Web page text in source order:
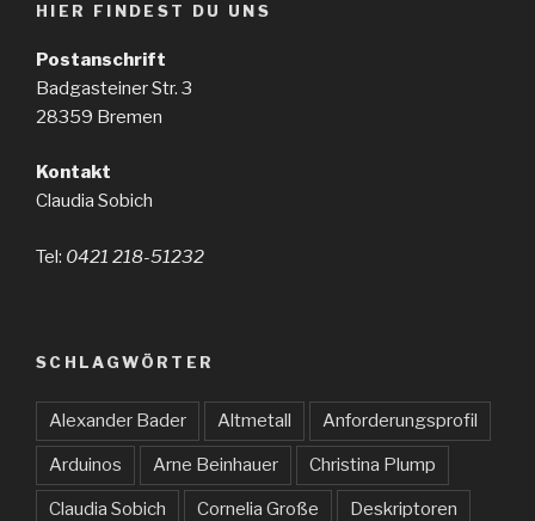
HIER FINDEST DU UNS
Postanschrift
Badgasteiner Str. 3
28359 Bremen
Kontakt
Claudia Sobich
Tel: 0421 218-51232
SCHLAGWÖRTER
Alexander Bader Altmetall Anforderungsprofil
Arduinos Arne Beinhauer Christina Plump
Claudia Sobich Cornelia Große Deskriptoren